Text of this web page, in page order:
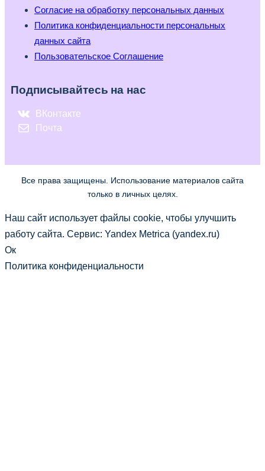
Согласие на обработку персональных данных
Политика конфиденциальности персональных
данных сайта
Пользовательское Соглашение
Подписывайтесь на нас
ВКонтакте
Почта
Все права защищены. Использование материалов сайта
только в личных целях.
Наш сайт использует файлы cookie, чтобы улучшить
работу сайта. Сервис: Yandex Metrica (yandex.ru)
Ок
Политика конфиденциальности